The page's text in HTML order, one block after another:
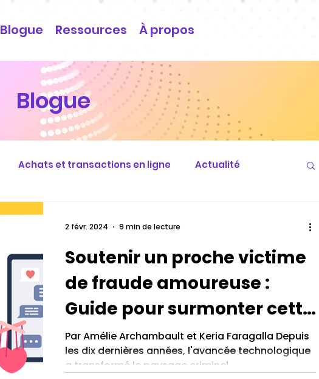
Blogue Ressources À propos
Blogue
Achats et transactions en ligne Actualité
Soutenir un proche victime
de fraude amoureuse :
Guide pour surmonter cette
épreuve ensemble
Par Amélie Archambault et Keria Faragalla Depuis
les dix dernières années, l'avancée technologique
a transformé le paysage criminel,...
2 févr. 2024 9 min de lecture